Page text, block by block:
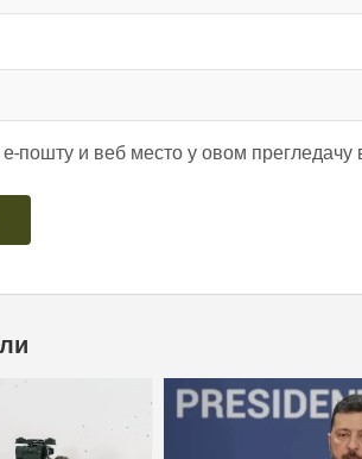
е-пошту и веб место у овом